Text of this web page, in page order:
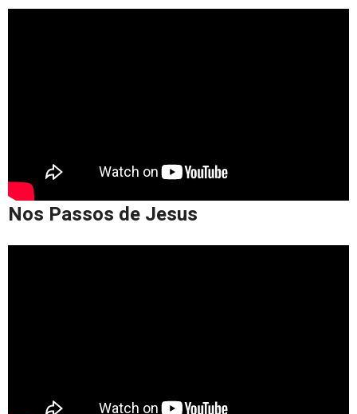
Nos Passos de Jesus